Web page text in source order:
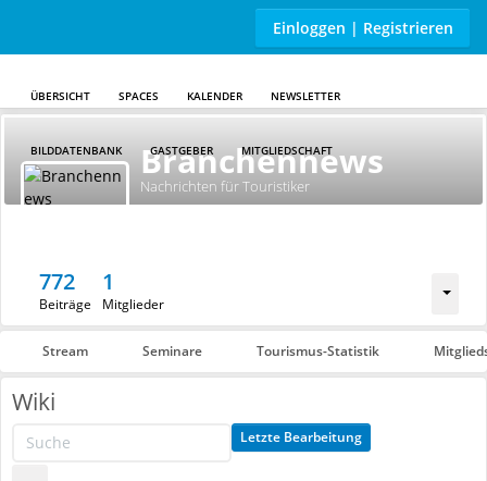
Skip to main content
Einloggen | Registrieren
ÜBERSICHT SPACES KALENDER NEWSLETTER
BILDDATENBANK GASTGEBER MITGLIEDSCHAFT
Branchennews
Nachrichten für Touristiker
772
Beiträge
1
Mitglieder
Stream Seminare Tourismus-Statistik
Wiki
Letzte Bearbeitung